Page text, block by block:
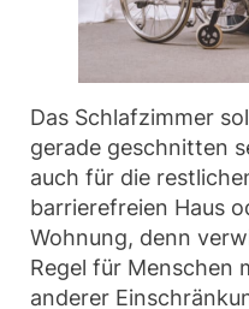
Das Schlafzimmer
gerade geschnitten
auch für die
barrierefreien Haus
Wohnung, denn
Regel für Menschen
anderer